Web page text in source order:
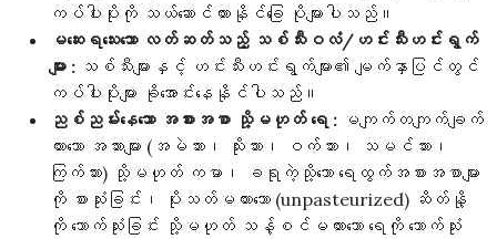
ကပ်ပါးပိုးကို သယ်ဆောင်ထားနိုင်ခြေ ပိုများပါသည်။
မဆေးရသေးသော လတ်ဆတ်သည့် သစ်သီးဝလံ/ဟင်းသီးဟင်းရွက်
များ : သစ်သီးများနှင့် ဟင်းသီးဟင်းရွက်များ၏ မျက်နှာပြင်တွင်
ကပ်ပါးပိုးများ ခိုအောင်းနေနိုင်ပါသည်။
ညစ်ညမ်းနေသော အစားအစာ သို့မဟုတ် ရေ : မကျက်တကျက်ချက်
ထားသော အသားများ (အမဲသား၊ သိုးသား၊ ဝက်သား၊ သမင်သား၊
ကြက်သား) သို့မဟုတ် ကမာ၊ ခရုကဲ့သို့သော ရေထွက်အစားအစာများ
ကို စားသုံးခြင်း၊ ပိုးသတ်မထားသော (unpasteurized) ဆိတ်နို့
ကို သောက်သုံးခြင်း သို့မဟုတ် သန့်စင်မထားသော ရေကို သောက်သုံး